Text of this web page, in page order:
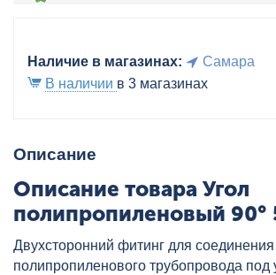
Наличие в магазинах:
Самара
В наличии в 3 магазинах
Описание
Описание товара Угол
полипропиленовый 90°
VALTEC, артикул:
Двухсторонний фитинг для
полипропиленового трубопровода под